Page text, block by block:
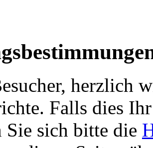
herzlich
Falls dies
Sie sich bitte die